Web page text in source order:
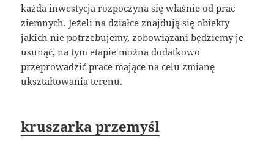
każda inwestycja rozpoczyna się właśnie od prac
ziemnych. Jeżeli na działce znajdują się obiekty
jakich nie potrzebujemy, zobowiązani będziemy je
usunąć, na tym etapie można dodatkowo
przeprowadzić prace mające na celu zmianę
ukształtowania terenu.
kruszarka przemyśl